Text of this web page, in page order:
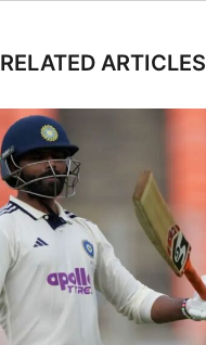
RELATED ARTICLES